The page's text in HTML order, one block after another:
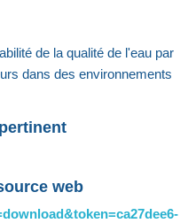
de la qualité de l'eau par
dans des environnements
web